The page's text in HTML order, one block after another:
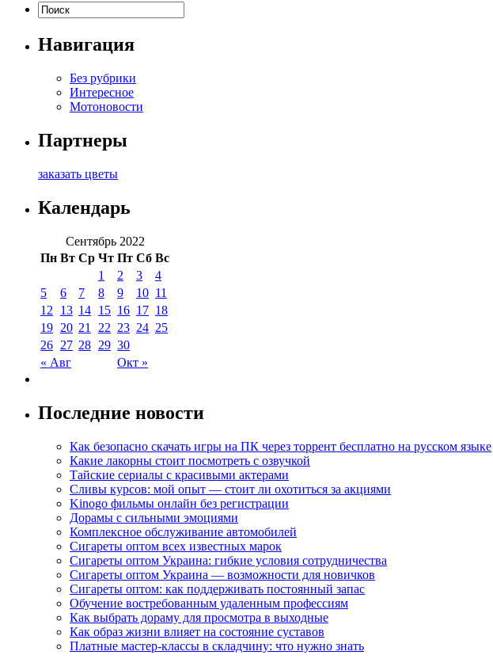
Навигация
Без рубрики
Интересное
Мотоновости
Партнеры
заказать цветы
Календарь
Сентябрь 2022
Пн Вт Ср Чт Пт Сб Вс
« Авг Окт »
1 2 3
4
5
6 7 8 9 10 11
12
13 14 15 16 17 18
19 20 21 22 23 24 25
26 27 28 29 30
Последние новости
Как безопасно скачать игры на ПК через торрент бесплатно на русском языке
Какие лакорны стоит посмотреть с озвучкой
Тайские сериалы с красивыми актерами
Сливы курсов: мой опыт — стоит ли охотиться за акциями
Kinogo фильмы онлайн без регистрации
Дорамы с сильными эмоциями
Комплексное обслуживание автомобилей
Сигареты оптом всех известных марок
Сигареты оптом Украина: гибкие условия сотрудничества
Сигареты оптом Украина — возможности для новичков
Сигареты оптом: как поддерживать постоянный запас
Обучение востребованным удаленным профессиям
Как выбрать дораму для просмотра в выходные
Как образ жизни влияет на состояние суставов
Платные мастер-классы в складчину: что нужно знать